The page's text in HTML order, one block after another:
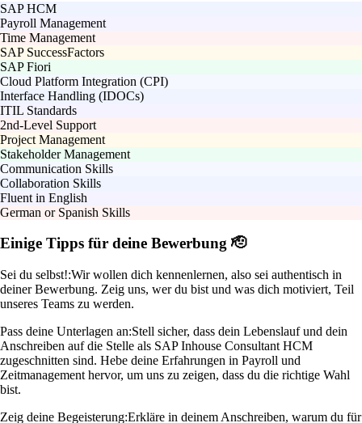
SAP HCM
Payroll Management
Time Management
SAP SuccessFactors
SAP Fiori
Cloud Platform Integration (CPI)
Interface Handling (IDOCs)
ITIL Standards
2nd-Level Support
Project Management
Stakeholder Management
Communication Skills
Collaboration Skills
Fluent in English
German or Spanish Skills
Einige Tipps für deine Bewerbung 🫡
Sei du selbst!:Wir wollen dich kennenlernen, also sei authentisch in
deiner Bewerbung. Zeig uns, wer du bist und was dich motiviert, Teil
unseres Teams zu werden.
Pass deine Unterlagen an:Stell sicher, dass dein Lebenslauf und dein
Anschreiben auf die Stelle als SAP Inhouse Consultant HCM
zugeschnitten sind. Hebe deine Erfahrungen in Payroll und
Zeitmanagement hervor, um uns zu zeigen, dass du die richtige Wahl
bist.
Zeig deine Begeisterung:Erkläre in deinem Anschreiben, warum du für